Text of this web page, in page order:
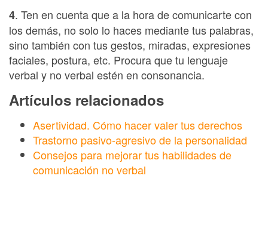
4. Ten en cuenta que a la hora de comunicarte con
los demás, no solo lo haces mediante tus palabras,
sino también con tus gestos, miradas, expresiones
faciales, postura, etc. Procura que tu lenguaje
verbal y no verbal estén en consonancia.
Artículos relacionados
Asertividad. Cómo hacer valer tus derechos
Trastorno pasivo-agresivo de la personalidad
Consejos para mejorar tus habilidades de
comunicación no verbal